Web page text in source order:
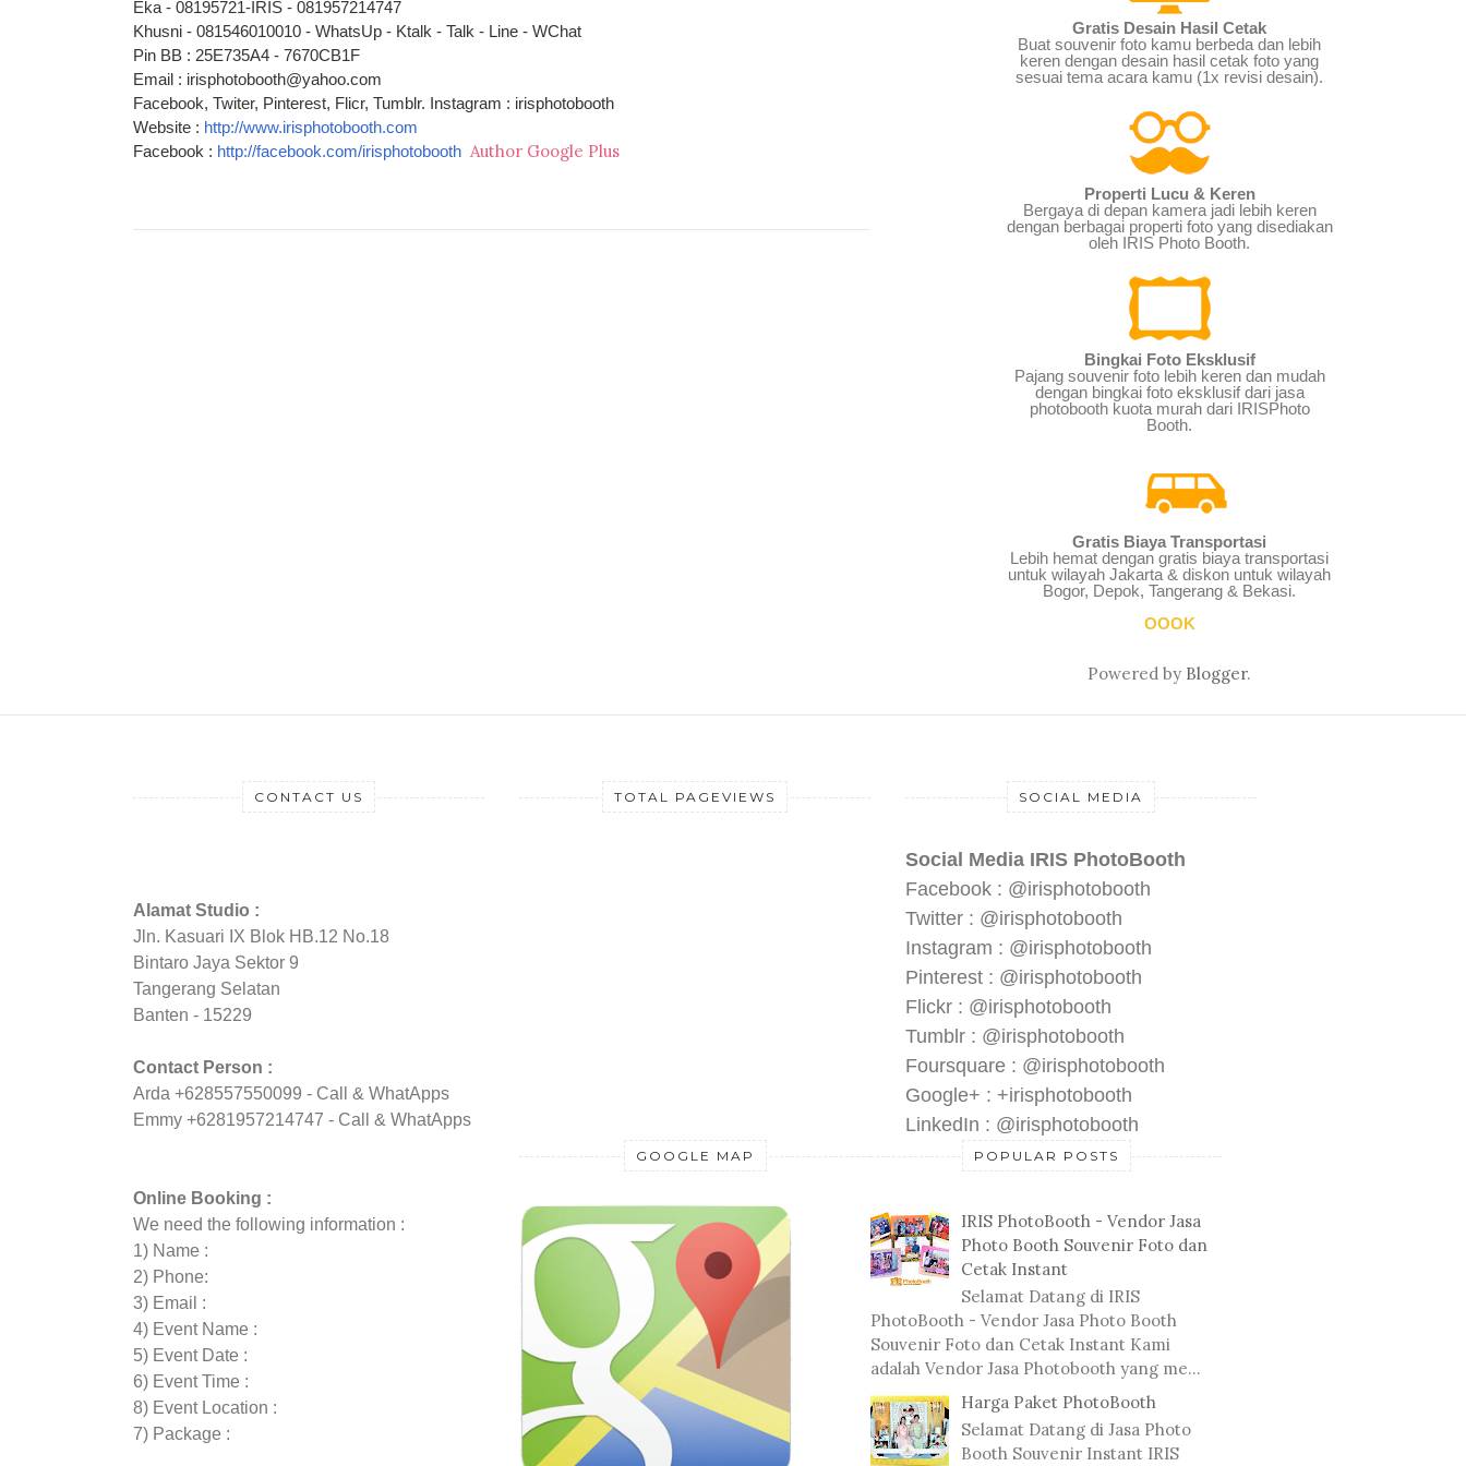
Eka - 08195721-IRIS - 081957214747
Khusni - 081546010010 - WhatsUp - Ktalk - Talk - Line - WChat
Pin BB : 25E735A4 - 7670CB1F
Email : irisphotobooth@yahoo.com
Facebook, Twiter, Pinterest, Flicr, Tumblr. Instagram : irisphotobooth
Website : http://www.irisphotobooth.com
Facebook : http://facebook.com/irisphotobooth Author Google Plus
Gratis Desain Hasil Cetak
Buat souvenir foto kamu berbeda dan lebih
keren dengan desain hasil cetak foto yang
sesuai tema acara kamu (1x revisi desain).
Properti Lucu & Keren
Bergaya di depan kamera jadi lebih keren
dengan berbagai properti foto yang disediakan
oleh IRIS Photo Booth.
Bingkai Foto Eksklusif
Pajang souvenir foto lebih keren dan mudah
dengan bingkai foto eksklusif dari jasa
photobooth kuota murah dari IRISPhoto
Booth.
Gratis Biaya Transportasi
Lebih hemat dengan gratis biaya transportasi
untuk wilayah Jakarta & diskon untuk wilayah
Bogor, Depok, Tangerang & Bekasi.
OOOK
Powered by Blogger.
CONTACT US
Alamat Studio :
Jln. Kasuari IX Blok HB.12 No.18
Bintaro Jaya Sektor 9
Tangerang Selatan
Banten - 15229
Contact Person :
Arda +628557550099 - Call & WhatApps
Emmy +6281957214747 - Call & WhatApps
Online Booking :
We need the following information :
1) Name :
2) Phone:
3) Email :
4) Event Name :
5) Event Date :
6) Event Time :
8) Event Location :
7) Package :
TOTAL PAGEVIEWS SOCIAL MEDIA
Social Media IRIS PhotoBooth
Facebook : @irisphotobooth
Twitter : @irisphotobooth
Instagram : @irisphotobooth
Pinterest : @irisphotobooth
Flickr : @irisphotobooth
Tumblr : @irisphotobooth
Foursquare : @irisphotobooth
Google+ : +irisphotobooth
LinkedIn : @irisphotobooth
GOOGLE MAP POPULAR POSTS
IRIS PhotoBooth - Vendor Jasa
Photo Booth Souvenir Foto dan
Cetak Instant
Selamat Datang di IRIS
PhotoBooth - Vendor Jasa Photo Booth
Souvenir Foto dan Cetak Instant Kami
adalah Vendor Jasa Photobooth yang me...
Harga Paket PhotoBooth
Selamat Datang di Jasa Photo
Booth Souvenir Instant IRIS